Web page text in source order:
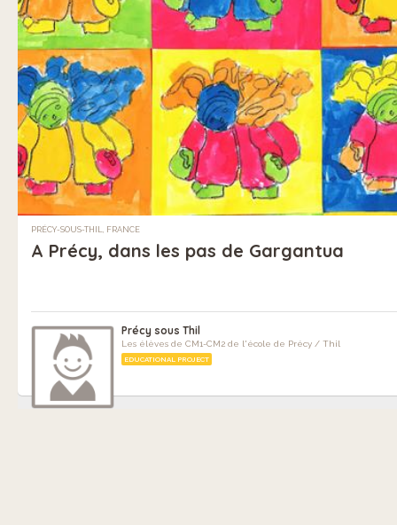
PRÉCY-SOUS-THIL, FRANCE
A Précy, dans les pas de Gargantua
Précy sous Thil
Les élèves de CM1-CM2 de l'école de Précy / Thil
EDUCATIONAL PROJECT